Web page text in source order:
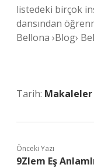
listedeki birçok
dansından
Bellona ›Blog›
Tarih: Makaleler
Önceki Yazı
9Zlem Eş